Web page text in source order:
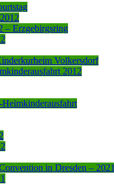
– Erzgebirgsring
Volkersdorf
2012
in Dresden – 2021